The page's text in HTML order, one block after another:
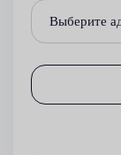
Выберите